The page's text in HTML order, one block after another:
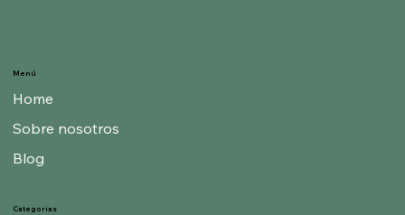
Categorías
Menú
Home
Sobre nosotros
Blog